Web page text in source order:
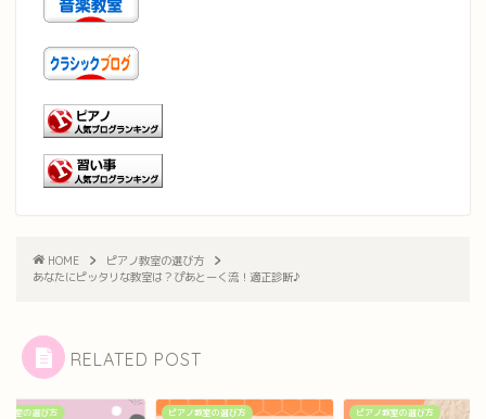
HOME
ピアノ教室の選び方
あなたにピッタリな教室は？ぴあとーく流！適正診断♪
RELATED POST
教室の選び方 ピアノ教室の選び方 ピアノ教室の選び方